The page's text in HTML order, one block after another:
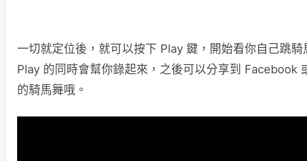
一切就定位後，就可以按下 Play 鍵，開始看你自己跳
Play 的同時會幫你錄起來，之後可以分享到 Facebook
的騎馬舞哦。